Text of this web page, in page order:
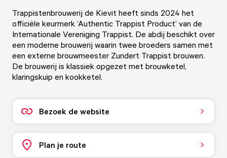
Trappistenbrouwerij de Kievit heeft sinds 2024 het
officiële keurmerk ‘Authentic Trappist Product’ van de
Internationale Vereniging Trappist. De abdij beschikt over
een moderne brouwerij waarin twee broeders samen met
een externe brouwmeester Zundert Trappist brouwen.
De brouwerij is klassiek opgezet met brouwketel,
klaringskuip en kookketel.
Bezoek de website
Plan je route